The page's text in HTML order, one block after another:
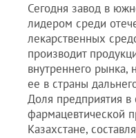
Сегодня завод в
лидером среди
лекарственных
производит
внутреннего рынка,
ее в страны
Доля предприятия
фармацевтической
Казахстане,